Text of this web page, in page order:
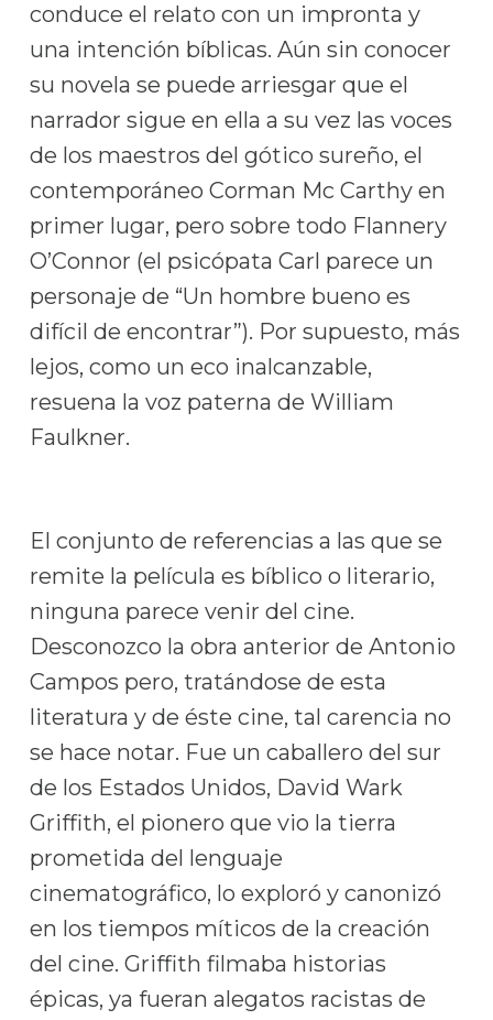
conduce el relato con un impronta y
una intención bíblicas. Aún sin conocer
su novela se puede arriesgar que el
narrador sigue en ella a su vez las voces
de los maestros del gótico sureño, el
contemporáneo Corman Mc Carthy en
primer lugar, pero sobre todo Flannery
O’Connor (el psicópata Carl parece un
personaje de “Un hombre bueno es
difícil de encontrar”). Por supuesto, más
lejos, como un eco inalcanzable,
resuena la voz paterna de William
Faulkner.
El conjunto de referencias a las que se
remite la película es bíblico o literario,
ninguna parece venir del cine.
Desconozco la obra anterior de Antonio
Campos pero, tratándose de esta
literatura y de éste cine, tal carencia no
se hace notar. Fue un caballero del sur
de los Estados Unidos, David Wark
Griffith, el pionero que vio la tierra
prometida del lenguaje
cinematográfico, lo exploró y canonizó
en los tiempos míticos de la creación
del cine. Griffith filmaba historias
épicas, ya fueran alegatos racistas de